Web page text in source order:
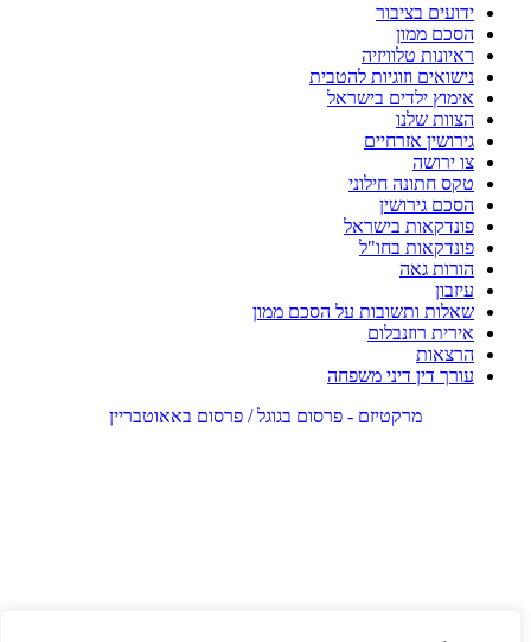
ידועים בציבור
הסכם ממון
ראיונות טלוויזיה
נישואים וזוגיות להטבית
אימוץ ילדים בישראל
הצוות שלנו
גירושין אזרחיים
צו ירושה
טקס חתונה חילוני
הסכם גירושין
פונדקאות בישראל
פונדקאות בחו"ל
הורות גאה
עיזבון
שאלות ותשובות על הסכם ממון
אירית רוזנבלום
הרצאות
עורך דין דיני משפחה
מרקטיזם - פרסום בגוגל / פרסום באאוטבריין